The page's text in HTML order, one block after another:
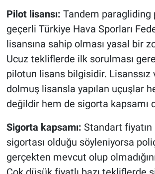
Pilot lisansı: Tandem paragliding
geçerli Türkiye Hava Sporları
lisansına sahip olması yasal bir
Ucuz tekliflerde ilk sorulması
pilotun lisans bilgisidir. Lisanssız
dolmuş lisansla yapılan uçuşlar
değildir hem de sigorta kapsamı
Sigorta kapsamı: Standart
sigortası olduğu söyleniyorsa
gerçekten mevcut olup